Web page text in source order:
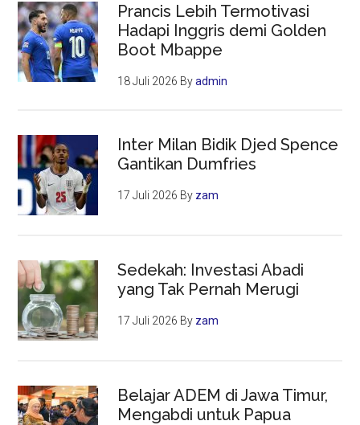
Prancis Lebih Termotivasi
Hadapi Inggris demi Golden
Boot Mbappe
18 Juli 2026 Byadmin
Inter Milan Bidik Djed Spence
Gantikan Dumfries
17 Juli 2026 By zam
Sedekah: Investasi Abadi
yang Tak Pernah Merugi
17 Juli 2026 By zam
Belajar ADEM di Jawa Timur,
Mengabdi untuk Papua